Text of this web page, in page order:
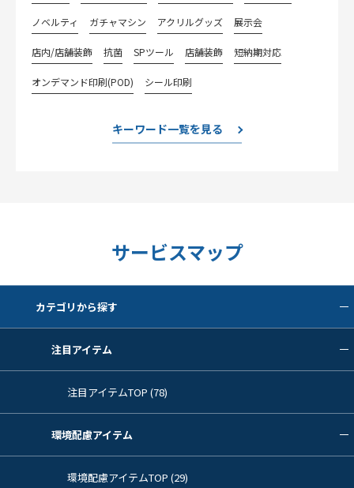
ノベルティ ガチャマシン アクリルグッズ 展示会
店内/店舗装飾 抗菌 SPツール 店舗装飾 短納期対応
オンデマンド印刷(POD) シール印刷
キーワード一覧を見る
サービスマップ
カテゴリから探す
注目アイテム
注目アイテムTOP (78)
環境配慮アイテム
環境配慮アイテムTOP (29)